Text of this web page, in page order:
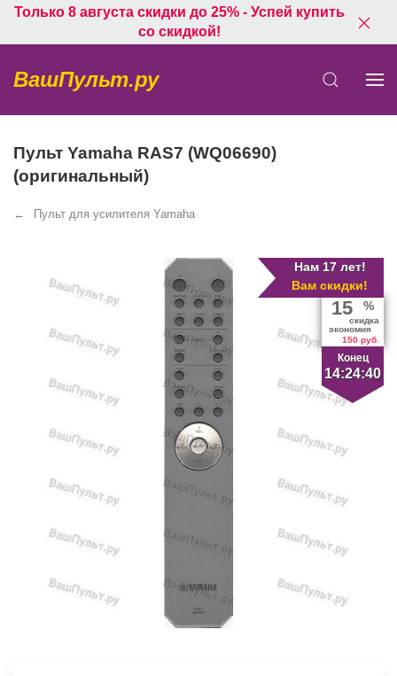
Только 8 августа скидки до 25% - Успей купить
со скидкой!
ВашПульт.ру
Пульт Yamaha RAS7 (WQ06690)
(оригинальный)
Пульт для усилителя Yamaha
Нам 17 лет!
Вам скидки!
Конец
14:24:39
15 %
скидка
экономия
150 руб.